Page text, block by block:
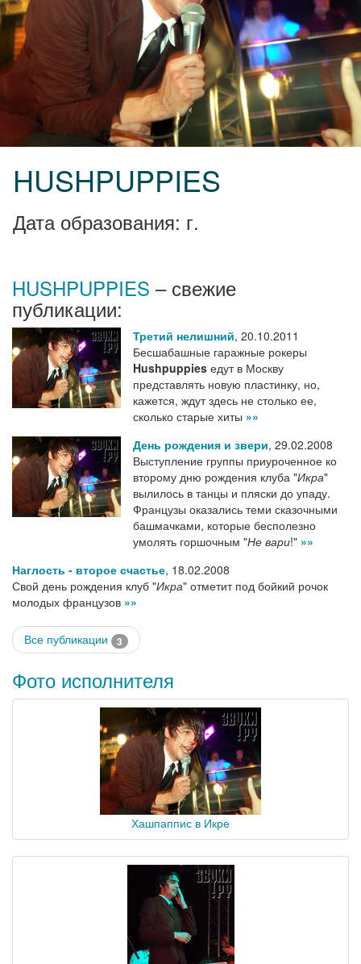
HUSHPUPPIES
Дата образования: г.
HUSHPUPPIES – свежие
публикации:
Третий нелишний, 20.10.2011
Бесшабашные гаражные рокеры
Hushpuppies едут в Москву
представлять новую пластинку, но,
кажется, ждут здесь не столько ее,
сколько старые хиты »»
День рождения и звери, 29.02.2008
Выступление группы приуроченное ко
второму дню рождения клуба "Икра"
вылилось в танцы и пляски до упаду.
Французы оказались теми сказочными
башмачками, которые бесполезно
умолять горшочным "Не вари!" »»
Наглость - второе счастье, 18.02.2008
Свой день рождения клуб "Икра" отметит под бойкий рочок
молодых французов »»
Все публикации 3
Фото исполнителя
Хашпаппис в Икре